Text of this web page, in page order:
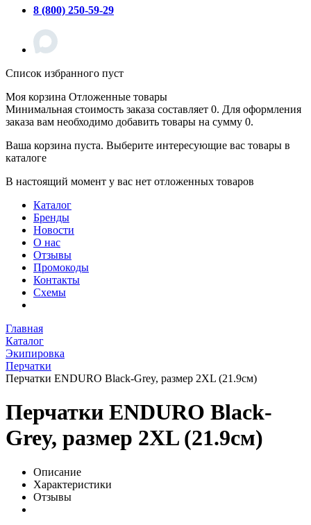
8 (800) 250-59-29
Список избранного пуст
Моя корзина Отложенные товары
Минимальная стоимость заказа составляет 0. Для оформления
заказа вам необходимо добавить товары на сумму 0.
Ваша корзина пуста. Выберите интересующие вас товары в
каталоге
В настоящий момент у вас нет отложенных товаров
Каталог
Бренды
Новости
О нас
Отзывы
Промокоды
Контакты
Схемы
Главная
Каталог
Экипировка
Перчатки
Перчатки ENDURO Black-Grey, размер 2XL (21.9см)
Перчатки ENDURO Black-
Grey, размер 2XL (21.9см)
Описание
Характеристики
Отзывы